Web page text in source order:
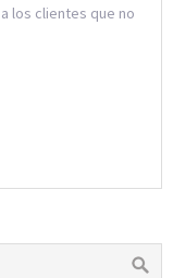
los clientes que no